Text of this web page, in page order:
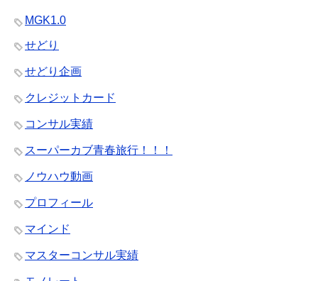
MGK1.0
せどり
せどり企画
クレジットカード
コンサル実績
スーパーカブ青春旅行！！！
ノウハウ動画
プロフィール
マインド
マスターコンサル実績